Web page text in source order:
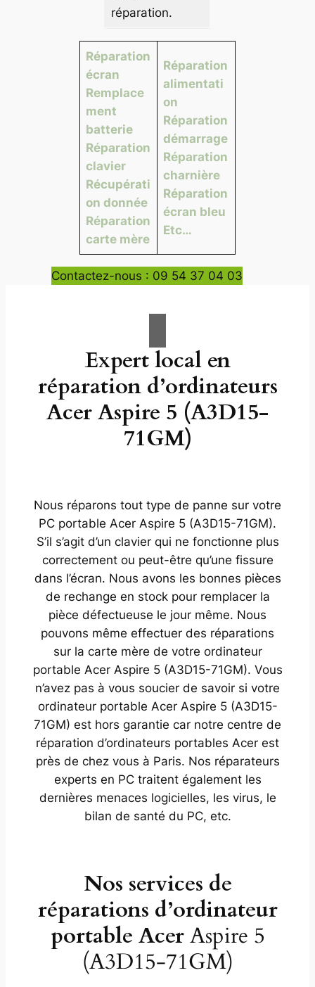
réparation.
Réparation
écran
Remplace
ment
batterie
Réparation
clavier
Récupérati
on donnée
Réparation
carte mère
Réparation
alimentati
on
Réparation
démarrage
Réparation
charnière
Réparation
écran bleu
Etc…
Contactez-nous : 09 54 37 04 03
Expert local en
réparation d’ordinateurs
Acer Aspire 5 (A3D15-
71GM)
Nous réparons tout type de panne sur votre
PC portable Acer Aspire 5 (A3D15-71GM).
S’il s’agit d’un clavier qui ne fonctionne plus
correctement ou peut-être qu’une fissure
dans l’écran. Nous avons les bonnes pièces
de rechange en stock pour remplacer la
pièce défectueuse le jour même. Nous
pouvons même effectuer des réparations
sur la carte mère de votre ordinateur
portable Acer Aspire 5 (A3D15-71GM). Vous
n’avez pas à vous soucier de savoir si votre
ordinateur portable Acer Aspire 5 (A3D15-
71GM) est hors garantie car notre centre de
réparation d’ordinateurs portables Acer est
près de chez vous à Paris. Nos réparateurs
experts en PC traitent également les
dernières menaces logicielles, les virus, le
bilan de santé du PC, etc.
Nos services de
réparations d’ordinateur
portable AcerAspire 5
(A3D15-71GM)